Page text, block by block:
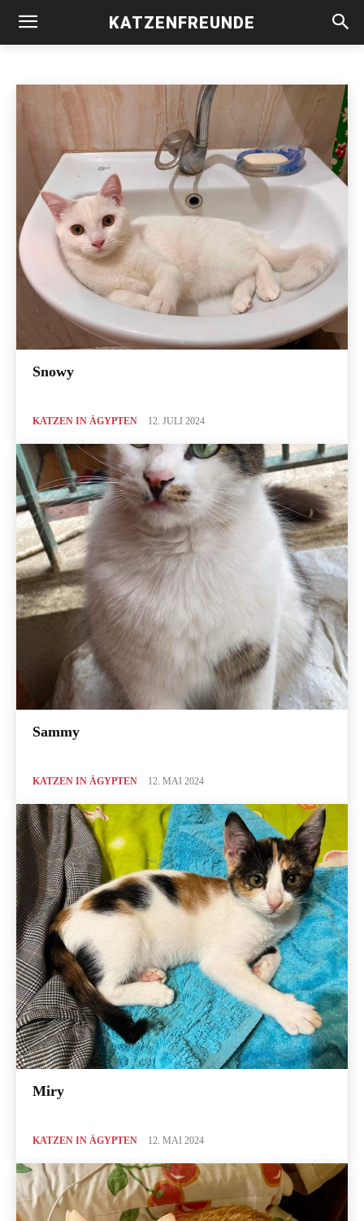
KATZENFREUNDE
KATZEN IN ÄGYPTEN
Snowy
KATZEN IN ÄGYPTEN 12. JULI 2024
Sammy
KATZEN IN ÄGYPTEN 12. MAI 2024
Miry
KATZEN IN ÄGYPTEN 12. MAI 2024